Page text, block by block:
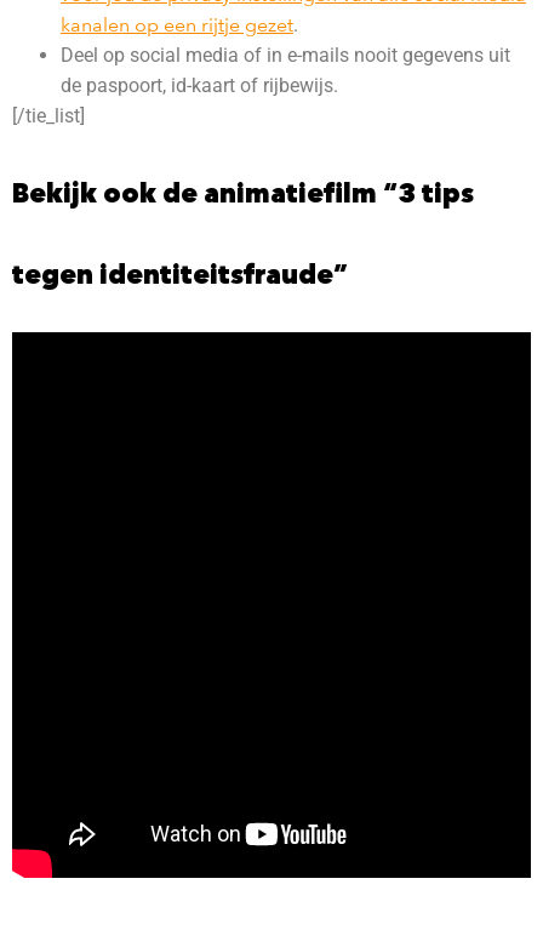
kanalen op een rijtje gezet.
Deel op social media of in e-mails nooit gegevens uit
de paspoort, id-kaart of rijbewijs.
[/tie_list]
Bekijk ook de animatiefilm “3 tips
tegen identiteitsfraude”